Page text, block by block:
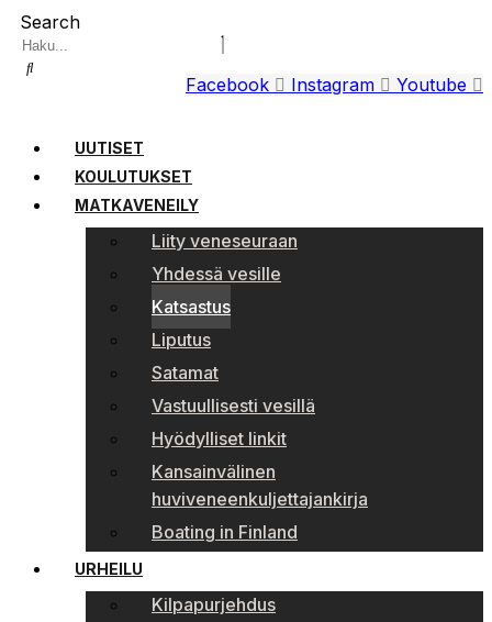
Search
Facebook Instagram Youtube
UUTISET
KOULUTUKSET
MATKAVENEILY
Liity veneseuraan
Yhdessä vesille
Katsastus
Liputus
Satamat
Vastuullisesti vesillä
Hyödylliset linkit
Kansainvälinen
huviveneenkuljettajankirja
Boating in Finland
URHEILU
Kilpapurjehdus